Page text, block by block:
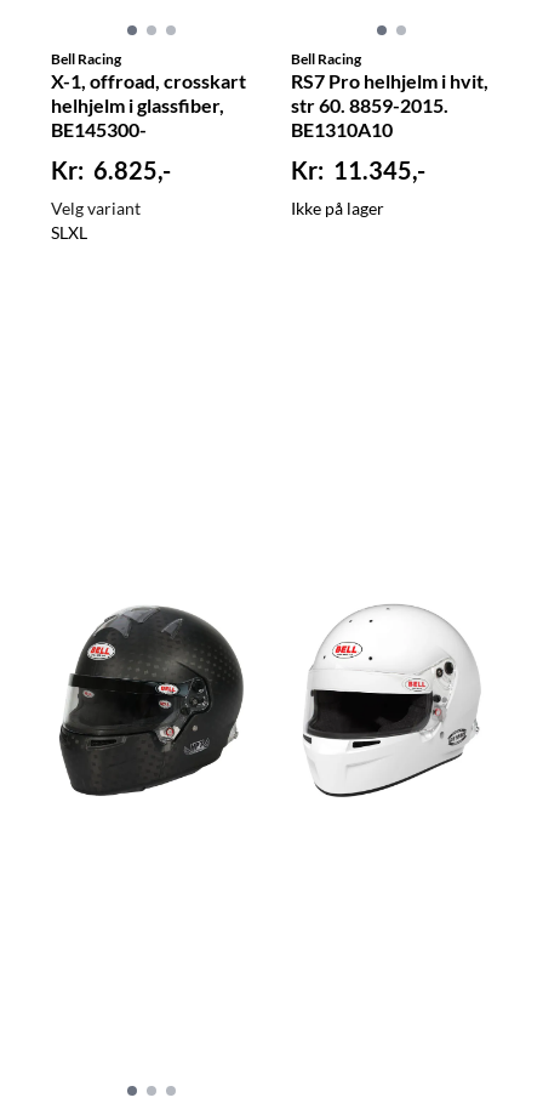
Bell Racing
X-1, offroad, crosskart
helhjelm i glassfiber,
BE145300-
6.825,-
Velg variant
SLXL
Bell Racing
RS7 Pro helhjelm i hvit,
str 60. 8859-2015.
BE1310A10
11.345,-
Ikke på lager